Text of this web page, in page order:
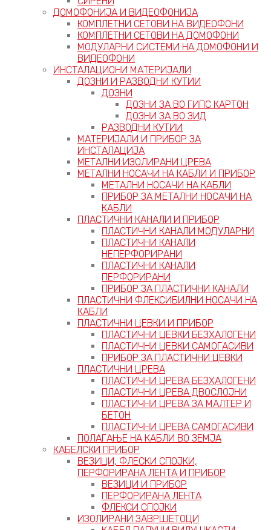
ДОМОФОНИЈА И ВИДЕОФОНИЈА
КОМПЛЕТНИ СЕТОВИ НА ВИДЕОФОНИ
КОМПЛЕТНИ СЕТОВИ НА ДОМОФОНИ
МОДУЛАРНИ СИСТЕМИ НА ДОМОФОНИ И
ВИДЕОФОНИ
ИНСТАЛАЦИОНИ МАТЕРИЈАЛИ
ДОЗНИ И РАЗВОДНИ КУТИИ
ДОЗНИ
ДОЗНИ ЗА ВО ГИПС КАРТОН
ДОЗНИ ЗА ВО ЗИД
РАЗВОДНИ КУТИИ
МАТЕРИЈАЛИ И ПРИБОР ЗА
ИНСТАЛАЦИЈА
МЕТАЛНИ ИЗОЛИРАНИ ЦРЕВА
МЕТАЛНИ НОСАЧИ НА КАБЛИ И ПРИБОР
МЕТАЛНИ НОСАЧИ НА КАБЛИ
ПРИБОР ЗА МЕТАЛНИ НОСАЧИ НА
КАБЛИ
ПЛАСТИЧНИ КАНАЛИ И ПРИБОР
ПЛАСТИЧНИ КАНАЛИ МОДУЛАРНИ
ПЛАСТИЧНИ КАНАЛИ
НЕПЕРФОРИРАНИ
ПЛАСТИЧНИ КАНАЛИ
ПЕРФОРИРАНИ
ПРИБОР ЗА ПЛАСТИЧНИ КАНАЛИ
ПЛАСТИЧНИ ФЛЕКСИБИЛНИ НОСАЧИ НА
КАБЛИ
ПЛАСТИЧНИ ЦЕВКИ И ПРИБОР
ПЛАСТИЧНИ ЦЕВКИ БЕЗХАЛОГЕНИ
ПЛАСТИЧНИ ЦЕВКИ САМОГАСИВИ
ПРИБОР ЗА ПЛАСТИЧНИ ЦЕВКИ
ПЛАСТИЧНИ ЦРЕВА
ПЛАСТИЧНИ ЦРЕВА БЕЗХАЛОГЕНИ
ПЛАСТИЧНИ ЦРЕВА ДВОСЛОЈНИ
ПЛАСТИЧНИ ЦРЕВА ЗА МАЛТЕР И
БЕТОН
ПЛАСТИЧНИ ЦРЕВА САМОГАСИВИ
ПОЛАГАЊЕ НА КАБЛИ ВО ЗЕМЈА
КАБЕЛСКИ ПРИБОР
ВЕЗИЦИ, ФЛЕСКИ СПОЈКИ,
ПЕРФОРИРАНА ЛЕНТА И ПРИБОР
ВЕЗИЦИ И ПРИБОР
ПЕРФОРИРАНА ЛЕНТА
ФЛЕКСИ СПОЈКИ
ИЗОЛИРАНИ ЗАВРШЕТОЦИ